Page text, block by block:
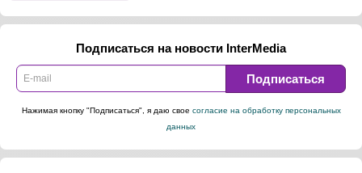
Подписаться на новости InterMedia
Подписаться
Нажимая кнопку "Подписаться", я даю свое согласие на обработку персональных
данных